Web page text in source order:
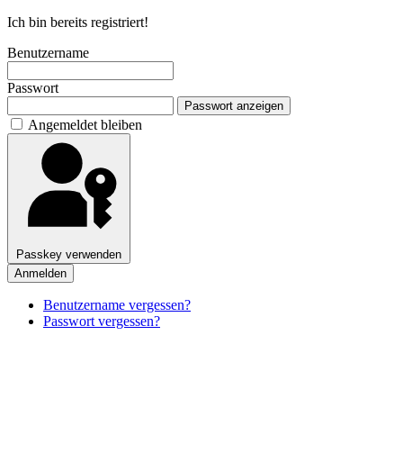
Ich bin bereits registriert!
Benutzername
Passwort
Passwort anzeigen
Angemeldet bleiben
Passkey verwenden
Anmelden
Benutzername vergessen?
Passwort vergessen?